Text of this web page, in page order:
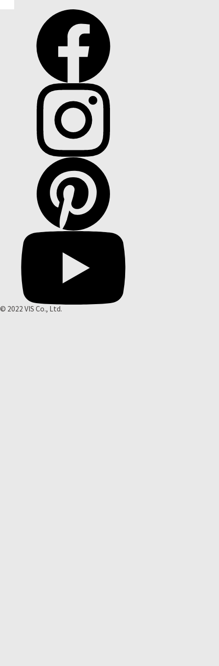
© 2022 VIS Co., Ltd.